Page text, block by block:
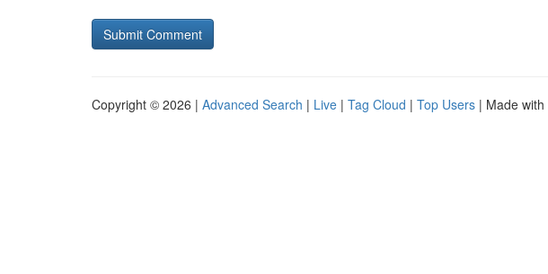
Copyright © 2026 | Advanced Search | Live | Tag Cloud | Top Users | Made with